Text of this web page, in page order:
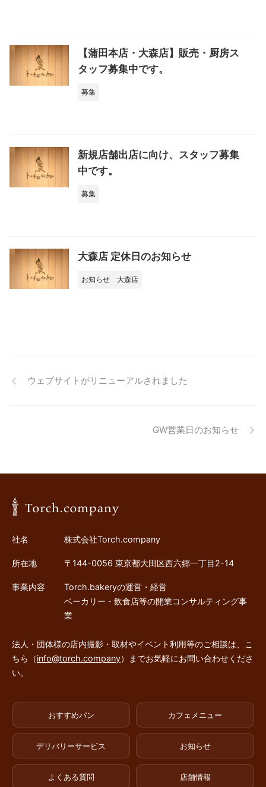
【蒲田本店・大森店】販売・厨房ス
タッフ募集中です。
募集
新規店舗出店に向け、スタッフ募集
中です。
募集
大森店 定休日のお知らせ
お知らせ 大森店
ウェブサイトがリニューアルされました
GW営業日のお知らせ
社名 株式会社Torch.company
所在地 〒144-0056 東京都大田区西六郷一丁目2-14
事業内容
Torch.bakeryの運営・経営
ベーカリー・飲食店等の開業コンサルティング事
業
法人・団体様の店内撮影・取材やイベント利用等のご相談は、こ
ちら（info@torch.company）までお気軽にお問い合わせくださ
い。
おすすめパン カフェメニュー
デリバリーサービス お知らせ
よくある質問 店舗情報